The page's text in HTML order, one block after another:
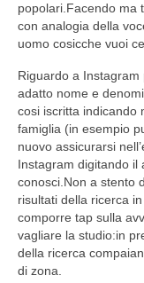
popolari.Facendo ma
con analogia della
uomo cosicche vuoi
Riguardo a
adatto nome e
cosi iscritta indicando
famiglia (in esempio
nuovo assicurarsi
Instagram digitando il
conosci.Non a stento
risultati della ricerca
comporre tap sulla
vagliare la studio:in
della ricerca
di zona.